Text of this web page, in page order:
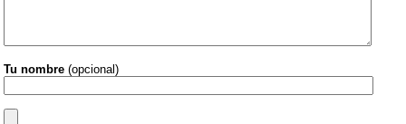
Tu nombre (opcional)